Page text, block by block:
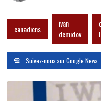
canadiens
ivan
demidov
Suivez-nous sur Google News